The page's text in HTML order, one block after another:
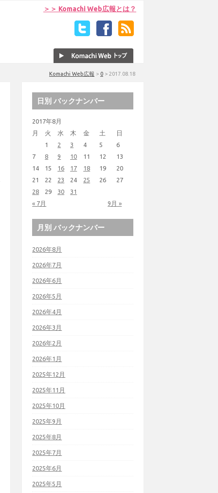
＞＞ Komachi Web広報とは？
Komachi Web広報 > 0 > 2017.08.18
日別 バックナンバー
2017年8月
月
火 水 木 金 土 日
« 7月 9月 »
1 2 3 4 5
6
7
8 9 10 11 12
13
14
15 16 17 18 19
20
21
22 23 24 25 26
27
28
29 30 31
月別 バックナンバー
2026年8月
2026年7月
2026年6月
2026年5月
2026年4月
2026年3月
2026年2月
2026年1月
2025年12月
2025年11月
2025年10月
2025年9月
2025年8月
2025年7月
2025年6月
2025年5月